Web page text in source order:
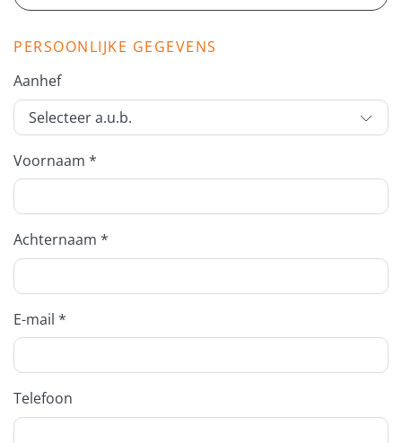
PERSOONLIJKE GEGEVENS
Aanhef
Voornaam *
Achternaam *
E-mail *
Telefoon